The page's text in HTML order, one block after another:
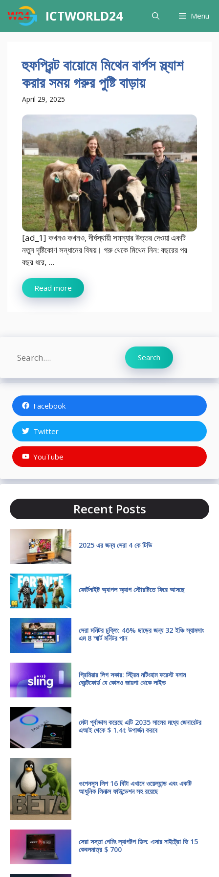
content
ICTWORLD24 Menu
হুফপ্রিন্ট বায়োমে মিথেন বার্পস স্ল্যাশ
করার সময় গরুর পুষ্টি বাড়ায়
April 29, 2025
[ad_1] কখনও কখনও, দীর্ঘস্থায়ী সমস্যার উত্তর দেওয়া একটি
নতুন দৃষ্টিকোণ সন্ধানের বিষয়। গরু থেকে মিথেন নিন: বছরের পর
বছর ধরে, ...
Read more
Search Search
Facebook
Twitter
YouTube
Recent Posts
2025 এর জন্য সেরা 4 কে টিভি
ফোর্টনাইট অ্যাপল অ্যাপ স্টোরটিতে ফিরে আসছে
সেরা মনিটর চুক্তি: 46% ছাড়ের জন্য 32 ইঞ্চি স্যামসাং
এম 8 স্মার্ট মনিটর পান
প্রিমিয়ার লিগ সকার: স্ট্রিম নটিংহাম ফরেস্ট বনাম
ব্রেন্টফোর্ড যে কোনও জায়গা থেকে লাইভ
মেটা পূর্বাভাস করেছে এটি 2035 সালের মধ্যে জেনারেটর
এআই থেকে $ 1.4t উপার্জন করবে
ওপেনসুস লিপ 16 বিটা এখানে ওয়েল্যান্ড এবং একটি
আধুনিক লিনাক্স ফাউন্ডেশন সহ রয়েছে
সেরা সস্তা গেমিং ল্যাপটপ ডিল: এসার নাইট্রো ভি 15
কেবলমাত্র $ 700